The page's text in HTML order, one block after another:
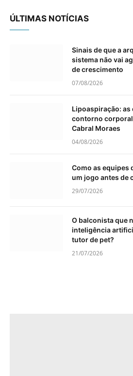
ÚLTIMAS NOTÍCIAS
Sinais de que a
sistema não vai
de crescimento
07/08/2026
Lipoaspiração: as
contorno corporal
Cabral Moraes
04/08/2026
Como as equipes
um jogo antes de
29/07/2026
O balconista que
inteligência
tutor de pet?
21/07/2026